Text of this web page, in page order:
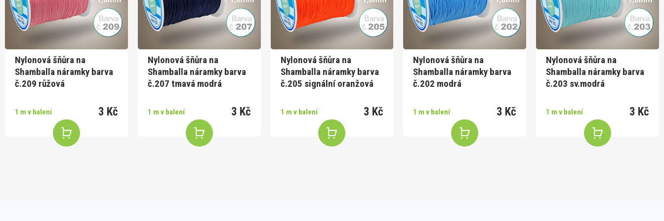
Nylonová šňůra na
Shamballa náramky barva
č.209 růžová
1 m v balení 3 Kč
Nylonová šňůra na
Shamballa náramky barva
č.207 tmavá modrá
1 m v balení 3 Kč
Nylonová šňůra na
Shamballa náramky barva
č.205 signální oranžová
1 m v balení 3 Kč
Nylonová šňůra na
Shamballa náramky barva
č.202 modrá
1 m v balení 3 Kč
Nylonová šňůra na
Shamballa náramky barva
č.203 sv.modrá
1 m v balení 3 Kč